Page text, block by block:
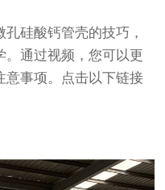
硅酸钙管壳的技巧，
。通过视频，您可以更
意事项。点击以下链接